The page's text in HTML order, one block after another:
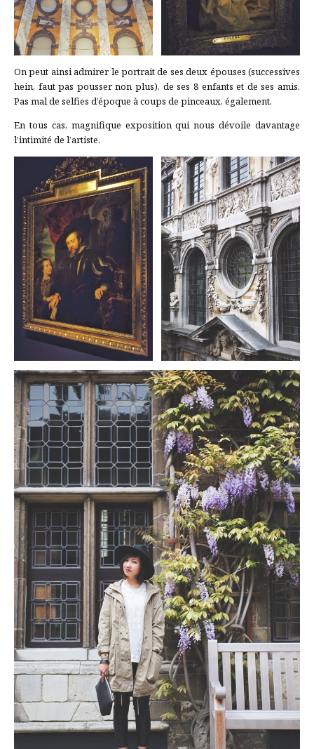
On peut ainsi admirer le portrait de ses deux épouses (successives
hein, faut pas pousser non plus), de ses 8 enfants et de ses amis.
Pas mal de selfies d’époque à coups de pinceaux, également.
En tous cas, magnifique exposition qui nous dévoile davantage
l’intimité de l’artiste.